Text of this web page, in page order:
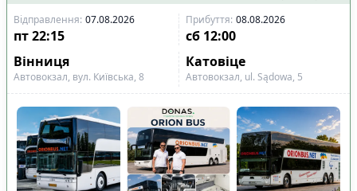
Відправлення: 07.08.2026 Прибуття: 08.08.2026
пт22:15 сб 12:00
Вінниця
Катовіце
Автовокзал, вул. Київська, 8 Автовокзал, ul. Sądowa, 5